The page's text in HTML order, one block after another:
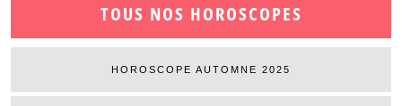
TOUS NOS HOROSCOPES
HOROSCOPE AUTOMNE 2025